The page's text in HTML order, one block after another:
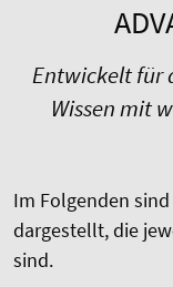
Entwickelt für
Wissen mit
Im Folgenden
dargestellt, die
sind.